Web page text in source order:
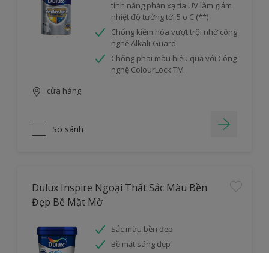
tính năng phản xạ tia UV làm giảm
nhiệt độ tường tới 5 o C (**)
Chống kiềm hóa vượt trội nhờ công
nghệ Alkali-Guard
Chống phai màu hiệu quả với Công
nghệ ColourLock TM
cửa hàng
So sánh
Dulux Inspire Ngoại Thất Sắc Màu Bền
Đẹp Bề Mặt Mờ
Sắc màu bền đẹp
Bề mặt sáng đẹp